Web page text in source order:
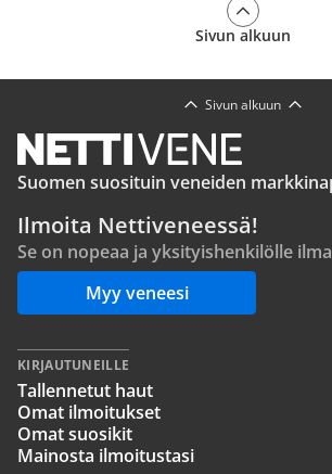
Sivun alkuun
Sivun alkuun
Suomen suosituin veneiden
Ilmoita Nettiveneessä!
Se on nopeaa ja yksityishenkilölle
Myy veneesi
KIRJAUTUNEILLE
Tallennetut haut
Omat ilmoitukset
Omat suosikit
Mainosta ilmoitustasi